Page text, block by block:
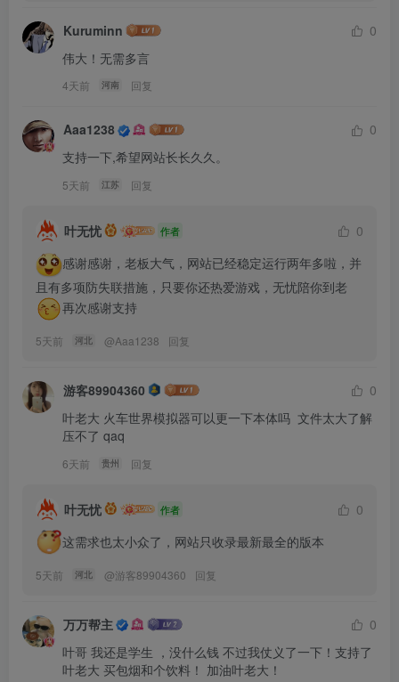
Kuruminn
0
伟大！无需多言
4天前 河南 回复
Aaa1238
0
支持一下,希望网站长长久久。
5天前 江苏 回复
叶无忧 作者
0
感谢感谢，老板大气，网站已经稳定运行两年多啦，并
且有多项防失联措施，只要你还热爱游戏，无忧陪你到老
再次感谢支持
5天前 河北 @Aaa1238 回复
游客89904360
0
叶老大 火车世界模拟器可以更一下本体吗  文件太大了解
压不了 qaq
6天前 贵州 回复
叶无忧 作者
0
这需求也太小众了，网站只收录最新最全的版本
5天前 河北 @游客89904360 回复
万万帮主
0
叶哥 我还是学生 ，没什么钱 不过我仗义了一下！支持了
叶老大 买包烟和个饮料！ 加油叶老大！